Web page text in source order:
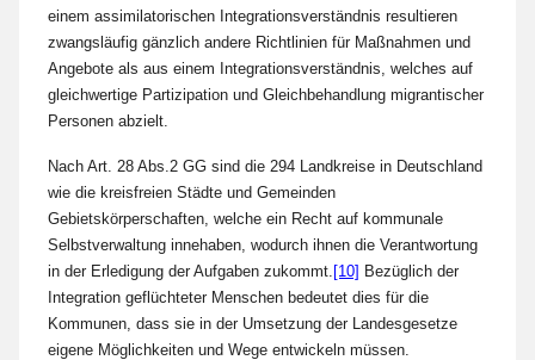
einem assimilatorischen Integrationsverständnis resultieren
zwangsläufig gänzlich andere Richtlinien für Maßnahmen und
Angebote als aus einem Integrationsverständnis, welches auf
gleichwertige Partizipation und Gleichbehandlung migrantischer
Personen abzielt.
Nach Art. 28 Abs.2 GG sind die 294 Landkreise in Deutschland
wie die kreisfreien Städte und Gemeinden
Gebietskörperschaften, welche ein Recht auf kommunale
Selbstverwaltung innehaben, wodurch ihnen die Verantwortung
in der Erledigung der Aufgaben zukommt. [10] Bezüglich der
Integration geflüchteter Menschen bedeutet dies für die
Kommunen, dass sie in der Umsetzung der Landesgesetze
eigene Möglichkeiten und Wege entwickeln müssen.